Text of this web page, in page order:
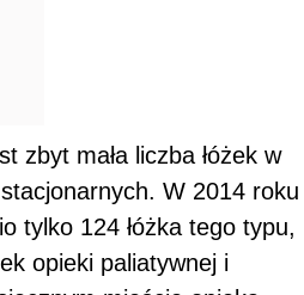
zbyt mała liczba łóżek w
W 2014 roku
tylko 124 łóżka tego typu,
opieki paliatywnej i